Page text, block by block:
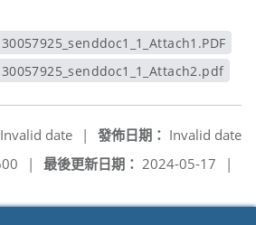
另開新視窗
發佈日期： Invalid date
Invalid date
|
最後更新日期： 2024-05-17 |
|